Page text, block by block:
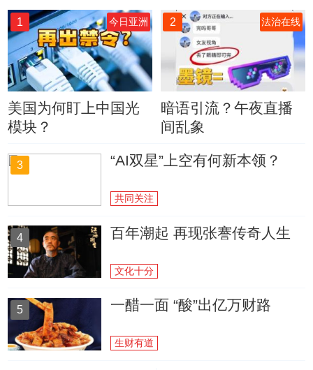
1 今日亚洲
美国为何盯上中国光
模块？
2 法治在线
暗语引流？午夜直播
间乱象
3 “AI双星”上空有何新本领？
共同关注
4 百年潮起 再现张謇传奇人生
文化十分
5 一醋一面 “酸”出亿万财路
生财有道